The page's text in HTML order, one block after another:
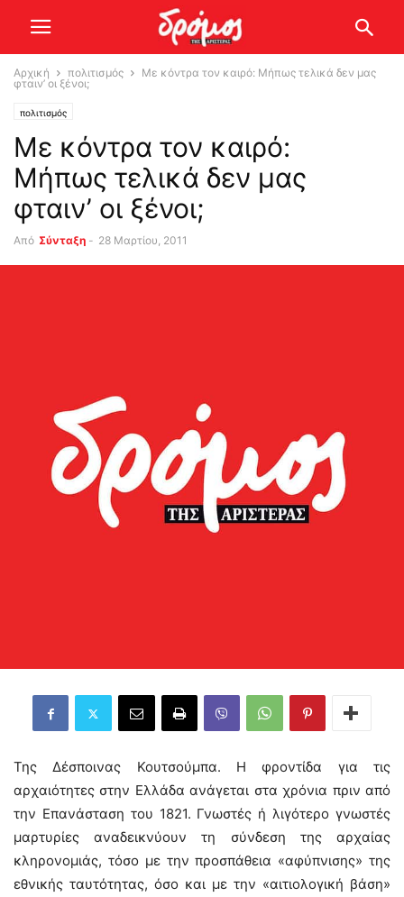
Αρχική πολιτισμός
Με κόντρα τον καιρό: Μήπως τελικά δεν μας
φταιν’ οι ξένοι;
πολιτισμός
Με κόντρα τον καιρό:
Μήπως τελικά δεν μας
φταιν’ οι ξένοι;
Από Σύνταξη - 28 Μαρτίου, 2011
Της Δέσποινας Κουτσούμπα. Η φροντίδα για τις
αρχαιότητες στην Ελλάδα ανάγεται στα χρόνια πριν από
την Επανάσταση του 1821. Γνωστές ή λιγότερο γνωστές
μαρτυρίες αναδεικνύουν τη σύνδεση της αρχαίας
κληρονομιάς, τόσο με την προσπάθεια «αφύπνισης» της
εθνικής ταυτότητας, όσο και με την «αιτιολογική βάση»